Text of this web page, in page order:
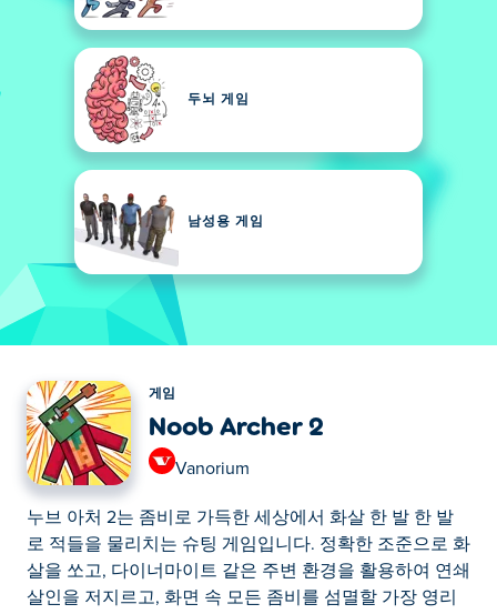
두뇌 게임
남성용 게임
게임
Noob Archer 2
Vanorium
누브 아처 2는 좀비로 가득한 세상에서 화살 한 발 한 발
로 적들을 물리치는 슈팅 게임입니다. 정확한 조준으로 화
살을 쏘고, 다이너마이트 같은 주변 환경을 활용하여 연쇄
살인을 저지르고, 화면 속 모든 좀비를 섬멸할 가장 영리